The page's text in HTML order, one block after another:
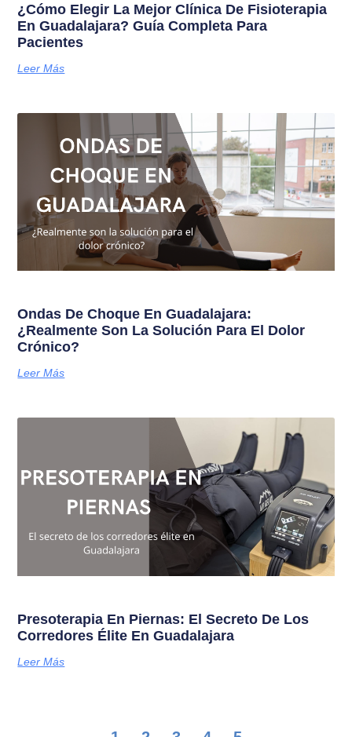
¿Cómo Elegir La Mejor Clínica De Fisioterapia
En Guadalajara? Guía Completa Para
Pacientes
Leer Más
Ondas De Choque En Guadalajara:
¿Realmente Son La Solución Para El Dolor
Crónico?
Leer Más
Presoterapia En Piernas: El Secreto De Los
Corredores Élite En Guadalajara
Leer Más